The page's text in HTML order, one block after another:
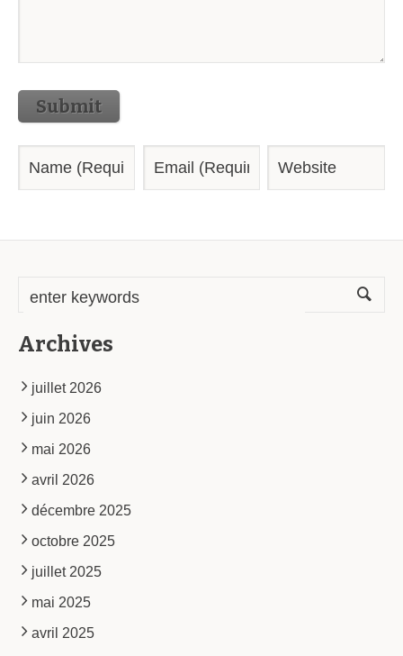
Submit
Archives
juillet 2026
juin 2026
mai 2026
avril 2026
décembre 2025
octobre 2025
juillet 2025
mai 2025
avril 2025